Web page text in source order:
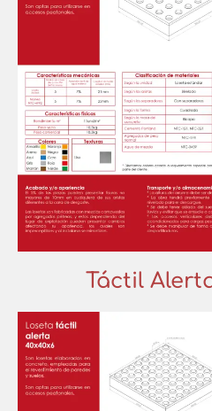
Táctil